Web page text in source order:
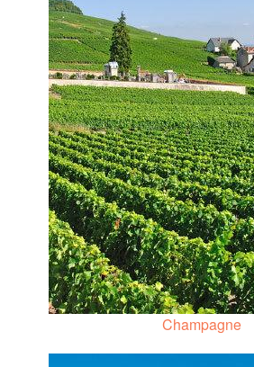
Champagne